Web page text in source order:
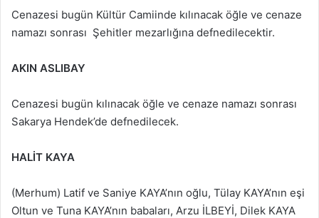
Cenazesi bugün Kültür Camiinde kılınacak öğle ve cenaze
namazı sonrası Şehitler mezarlığına defnedilecektir.
AKIN ASLIBAY
Cenazesi bugün kılınacak öğle ve cenaze namazı sonrası
Sakarya Hendek’de defnedilecek.
HALİT KAYA
(Merhum) Latif ve Saniye KAYA’nın oğlu, Tülay KAYA’nın eşi
Oltun ve Tuna KAYA’nın babaları, Arzu İLBEYİ, Dilek KAYA